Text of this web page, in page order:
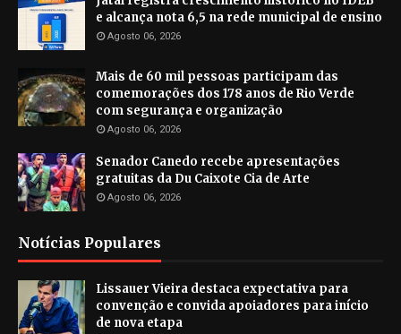
e alcança nota 6,5 na rede municipal de ensino
Agosto 06, 2026
Mais de 60 mil pessoas participam das
comemorações dos 178 anos de Rio Verde
com segurança e organização
Agosto 06, 2026
Senador Canedo recebe apresentações
gratuitas da Du Caixote Cia de Arte
Agosto 06, 2026
Notícias Populares
Lissauer Vieira destaca expectativa para
convenção e convida apoiadores para início
de nova etapa